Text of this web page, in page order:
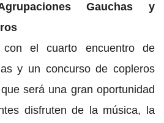
Gauchas y
el cuarto encuentro de
y un concurso de copleros
será una gran oportunidad
disfruten de la música, la